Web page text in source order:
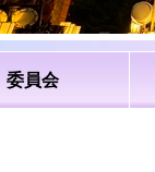
委員会